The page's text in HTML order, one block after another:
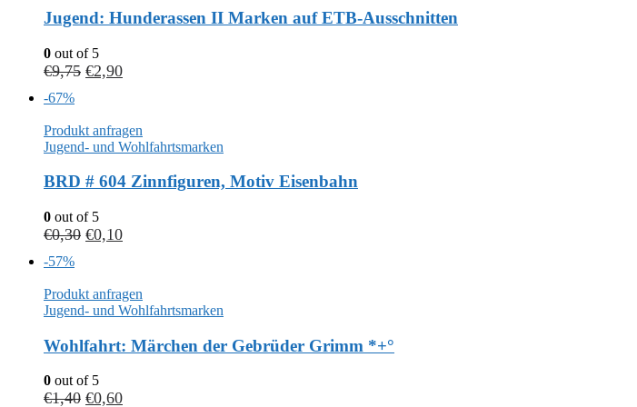
Jugend: Hunderassen II Marken auf ETB-Ausschnitten
0 out of 5
€9,75 €2,90
-67%
Produkt anfragen
Jugend- und Wohlfahrtsmarken
BRD # 604 Zinnfiguren, Motiv Eisenbahn
0 out of 5
€0,30 €0,10
-57%
Produkt anfragen
Jugend- und Wohlfahrtsmarken
Wohlfahrt: Märchen der Gebrüder Grimm *+°
0 out of 5
€1,40 €0,60